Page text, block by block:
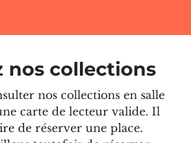
nos collections
nos collections en salle
carte de lecteur valide. Il
de réserver une place.